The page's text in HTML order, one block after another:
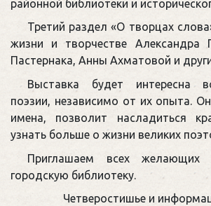
районной библиотеки и
Третий раздел «О творцах
жизни и творчестве Александра
Пастернака, Анны Ахматовой и
Выставка будет интересна
поэзии, независимо от их опыта.
имена, позволит насладиться
узнать больше о жизни великих
Приглашаем всех желающих
городскую библиотеку.
Четверостишье и